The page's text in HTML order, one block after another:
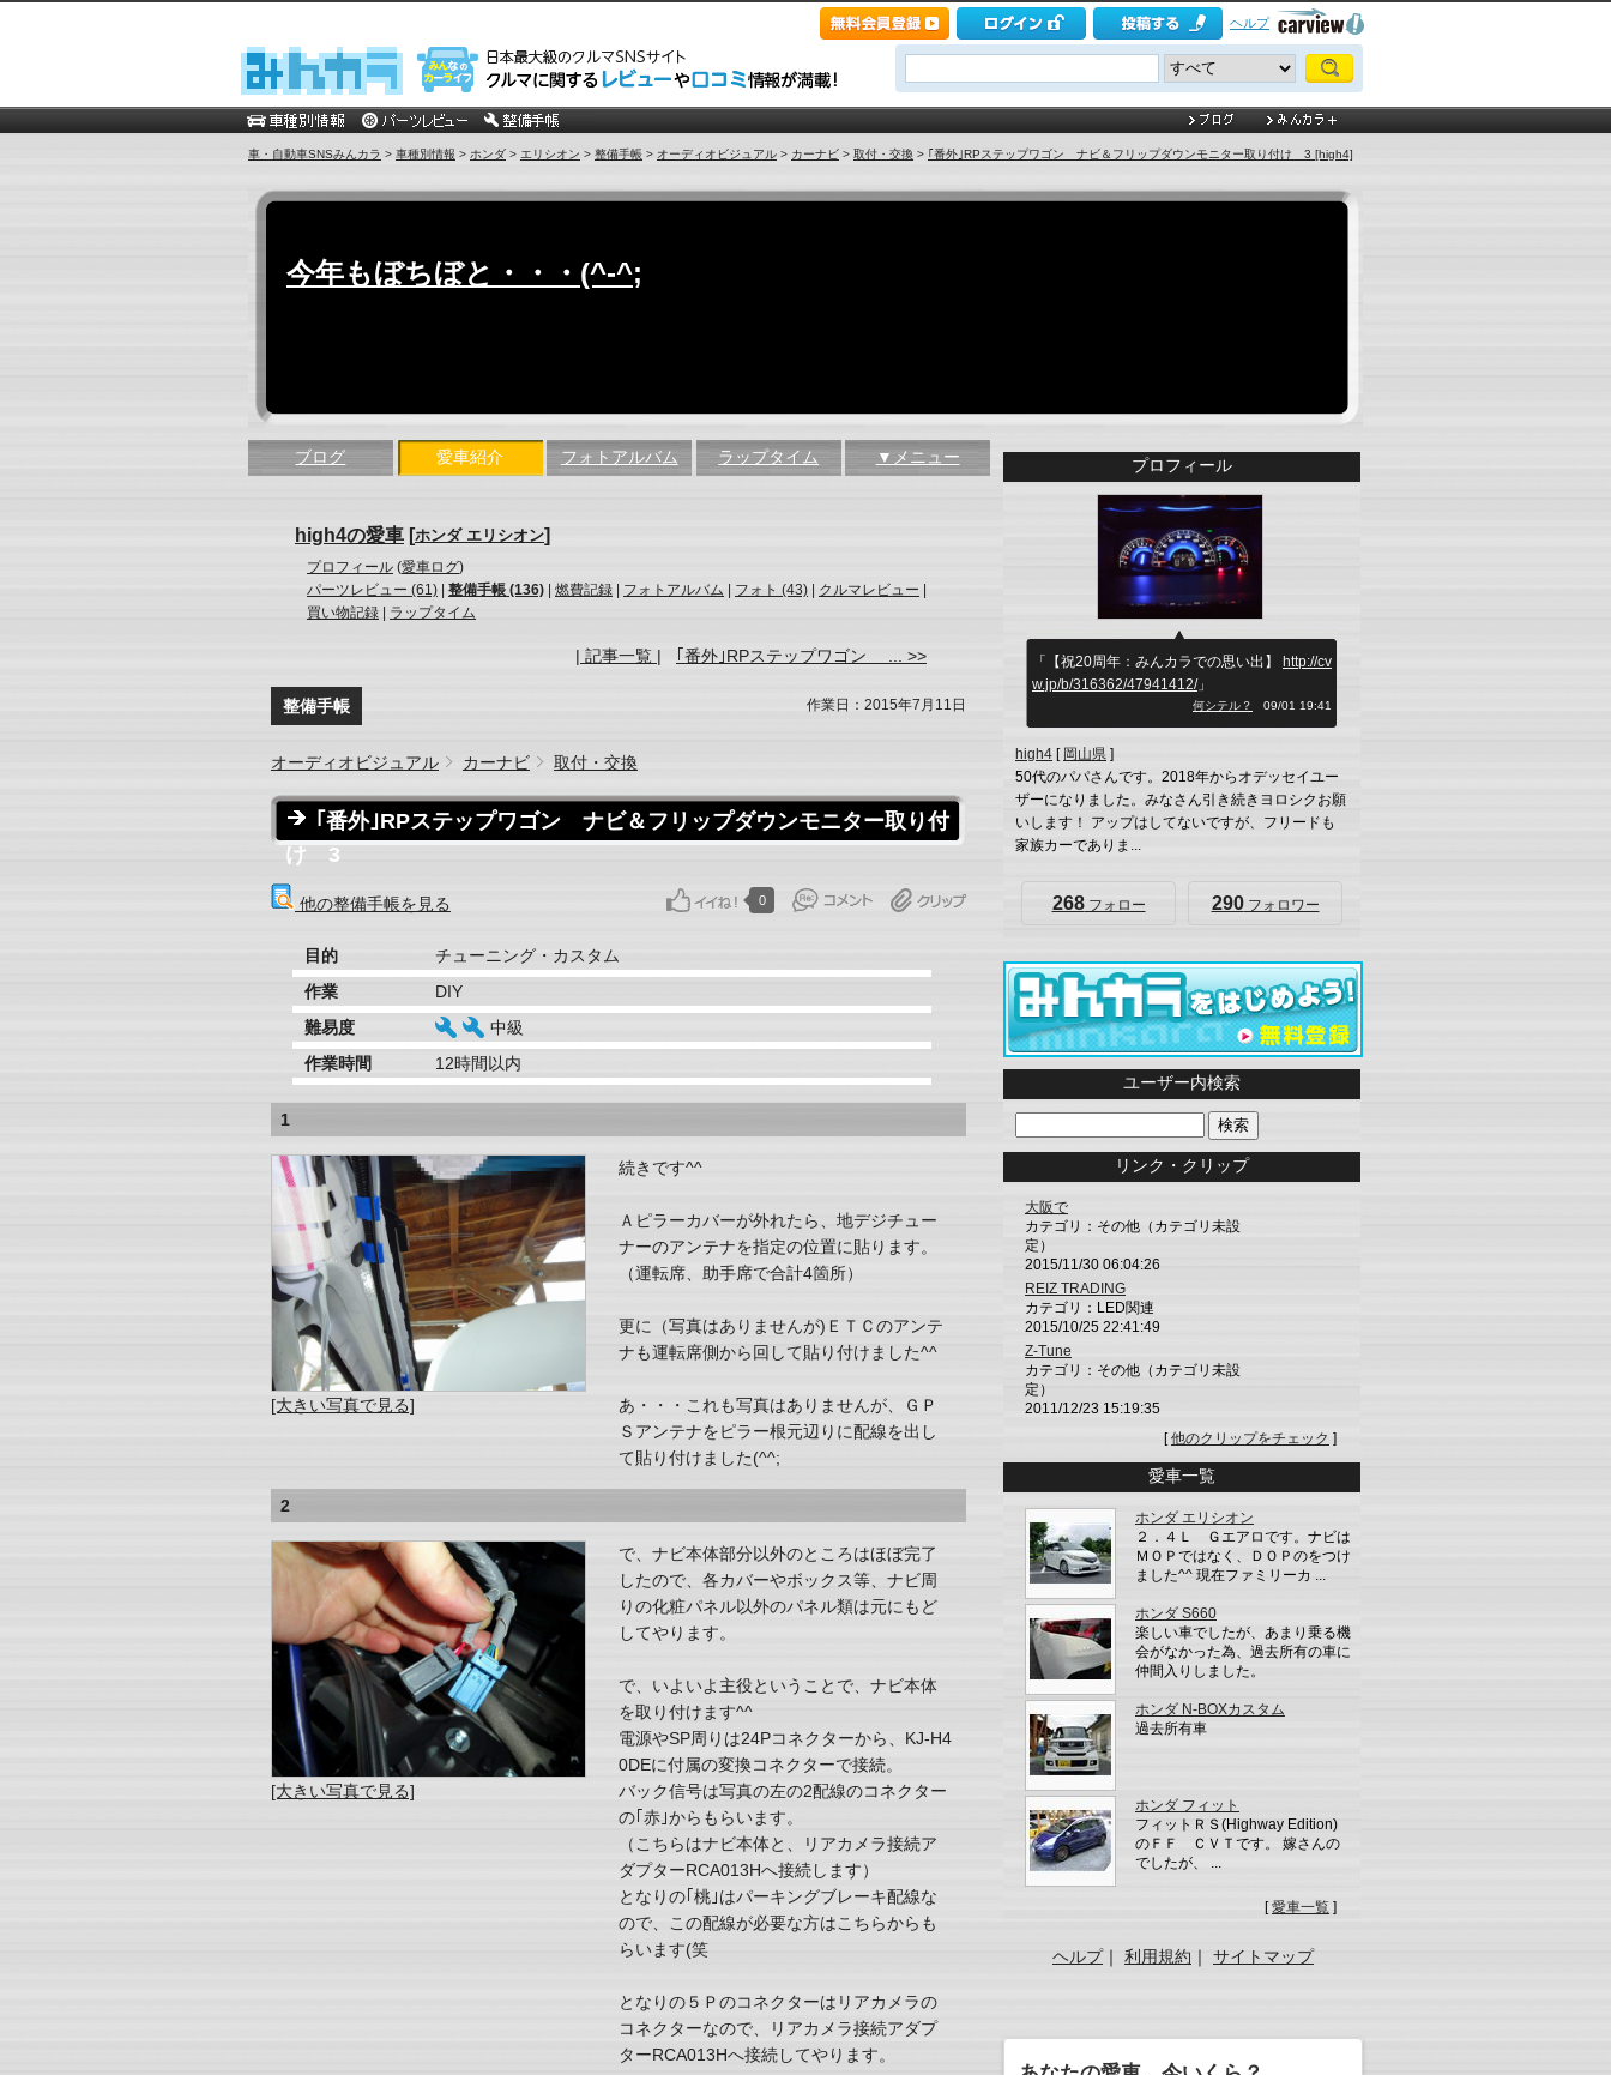
ヘルプ
車・自動車SNSみんカラ > 車種別情報 > ホンダ > エリシオン > 整備手帳 > オーディオビジュアル > カーナビ > 取付・交換 > ｢番外｣RPステップワゴン ナビ＆フリップダウンモニター取り付け 3 [high4]
今年もぼちぼと・・・(^-^;
ブログ 愛車紹介 フォトアルバム ラップタイム ▼メニュー
high4の愛車 [ホンダ エリシオン]
プロフィール (愛車ログ)
パーツレビュー (61)
整備手帳 (136) 燃費記録 フォトアルバム フォト (43) クルマレビュー
買い物記録
ラップタイム
| 記事一覧 | ｢番外｣RPステップワゴン ... >>
整備手帳 作業日：2015年7月11日
オーディオビジュアル カーナビ 取付・交換
｢番外｣RPステップワゴン ナビ＆フリップダウンモニター取り付
け 3
他の整備手帳を見る 0
目的
チューニング・カスタム
作業
DIY
難易度
中級
作業時間
12時間以内
1
[大きい写真で見る]
続きです^^
Ａピラーカバーが外れたら、地デジチュー
ナーのアンテナを指定の位置に貼ります。
（運転席、助手席で合計4箇所）
更に（写真はありませんが)ＥＴＣのアンテ
ナも運転席側から回して貼り付けました^^
あ・・・これも写真はありませんが、ＧＰ
Ｓアンテナをピラー根元辺りに配線を出し
て貼り付けました(^^;
2
[大きい写真で見る]
で、ナビ本体部分以外のところはほぼ完了
したので、各カバーやボックス等、ナビ周
りの化粧パネル以外のパネル類は元にもど
してやります。
で、いよいよ主役ということで、ナビ本体
を取り付けます^^
電源やSP周りは24Pコネクターから、KJ-H4
0DEに付属の変換コネクターで接続。
バック信号は写真の左の2配線のコネクター
の｢赤｣からもらいます。
（こちらはナビ本体と、リアカメラ接続ア
ダプターRCA013Hへ接続します）
となりの｢桃｣はパーキングブレーキ配線な
ので、この配線が必要な方はこちらからも
らいます(笑
となりの５Ｐのコネクターはリアカメラの
コネクターなので、リアカメラ接続アダプ
ターRCA013Hへ接続してやります。
プロフィール
「【祝20周年：みんカラでの思い出】
http://cv
w.jp/b/316362/47941412/」
何シテル？ 09/01 19:41
high4 [ 岡山県 ]
50代のパパさんです。2018年からオデッセイユー
ザーになりました。みなさん引き続きヨロシクお願
いします！ アップはしてないですが、フリードも
家族カーでありま...
268フォロー 290フォロワー
ユーザー内検索
リンク・クリップ
大阪で
カテゴリ：その他（カテゴリ未設
定）
2015/11/30 06:04:26
REIZ TRADING
カテゴリ：LED関連
2015/10/25 22:41:49
Z-Tune
カテゴリ：その他（カテゴリ未設
定）
2011/12/23 15:19:35
[他のクリップをチェック ]
愛車一覧
ホンダ エリシオン
２．４Ｌ Ｇエアロです。ナビは
ＭＯＰではなく、ＤＯＰのをつけ
ました^^ 現在ファミリーカ ...
ホンダ S660
楽しい車でしたが、あまり乗る機
会がなかった為、過去所有の車に
仲間入りしました。
ホンダ N-BOXカスタム
過去所有車
ホンダ フィット
フィットＲＳ(Highway Edition)
のＦＦ ＣＶＴです。 嫁さんの
でしたが、 ...
[愛車一覧 ]
ヘルプ｜ 利用規約 ｜ サイトマップ